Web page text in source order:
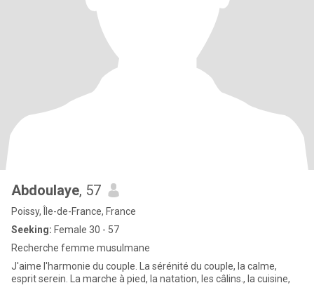
Abdoulaye, 57
Poissy, Île-de-France, France
Seeking: Female 30 - 57
Recherche femme musulmane
J'aime l'harmonie du couple. La sérénité du couple, la calme,
esprit serein. La marche à pied, la natation, les câlins., la cuisine,